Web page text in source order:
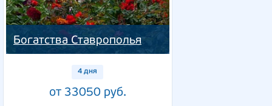
Богатства Ставрополья
4 дня
от 33050 руб.